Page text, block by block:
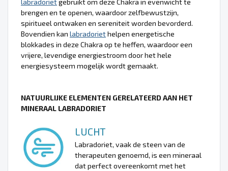
brengen en te openen, waardoor zelfbewustzijn,
spiritueel ontwaken en sereniteit worden bevorderd.
Bovendien kan labradoriethelpen energetische
blokkades in deze Chakra op te heffen, waardoor een
vrijere, levendige energiestroom door het hele
energiesysteem mogelijk wordt gemaakt.
NATUURLIJKE ELEMENTEN GERELATEERD AAN HET
MINERAAL LABRADORIET
LUCHT
Labradoriet, vaak de steen van de
therapeuten genoemd, is een mineraal
dat perfect overeenkomt met het